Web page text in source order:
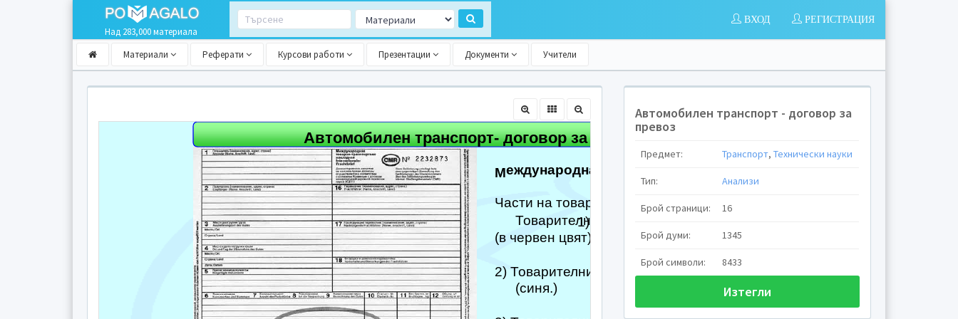
Над 283,000 материала
РЕГИСТРАЦИЯ
ВХОД
Материали Реферати Курсови работи Презентации Документи Учители
Mеждународна товарителница
Части на товарителницата:
1)
Товарителница за изпращача
(в червен цвят).
2) Товарителница за получателя
(синя.)
Автомобилен транспорт- договор за превоз
Автомобилен транспорт - договор за
превоз
Предмет: Транспорт,Технически науки
Тип: Анализи
Брой страници: 16
Брой думи: 1345
Брой символи: 8433
Изтегли